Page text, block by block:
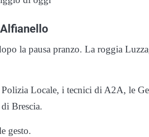
la pausa pranzo. La roggia
Locale, i tecnici di A2A, le
Brescia.
gesto.